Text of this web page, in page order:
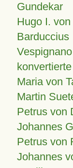
Gundekar
Hugo I.
Vespignano
Maria von
Martin
Petrus von
Johannes
Petrus von
Johannes